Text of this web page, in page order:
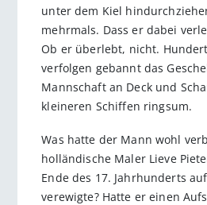
unter dem Kiel
mehrmals. Dass er dabei
Ob er überlebt, nicht.
verfolgen gebannt das
Mannschaft an Deck und
kleineren Schiffen ringsum.
Was hatte der Mann wohl
holländische Maler Lieve
Ende des 17. Jahrhunderts
verewigte? Hatte er einen